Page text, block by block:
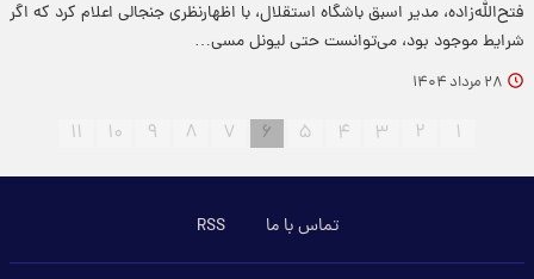
فتح‌الله‌زاده، مدیر اسبق باشگاه استقلال، با اظهارنظری جنجالی اعلام کرد که اگر
شرایط موجود بود، می‌توانست حتی لیونل مسی…
۲۸ مرداد ۱۴۰۴
۱ ۲ ۳ ۴ ۵ ۶ ۷ ۸ ۹ ۱۰ ۱۱
تماس با ما RSS